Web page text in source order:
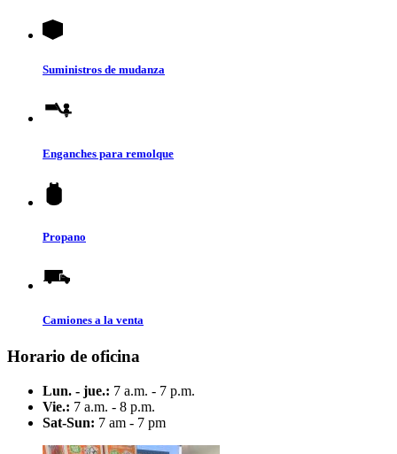
Suministros de mudanza
Enganches para remolque
Propano
Camiones a la venta
Horario de oficina
Lun. - jue.: 7 a.m. - 7 p.m.
Vie.: 7 a.m. - 8 p.m.
Sat-Sun: 7 am - 7 pm